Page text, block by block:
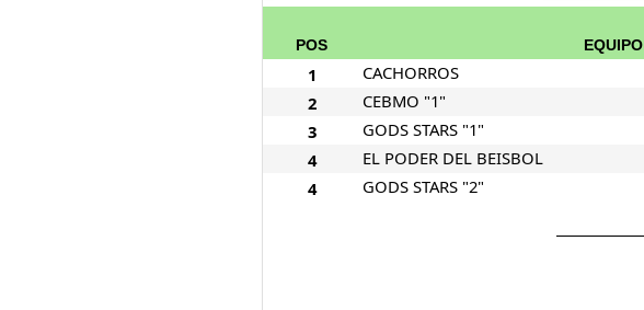
POS
EQUIPO
1 CACHORROS
2 CEBMO "1"
3 GODS STARS "1"
4 EL PODER DEL BEISBOL
4 GODS STARS "2"